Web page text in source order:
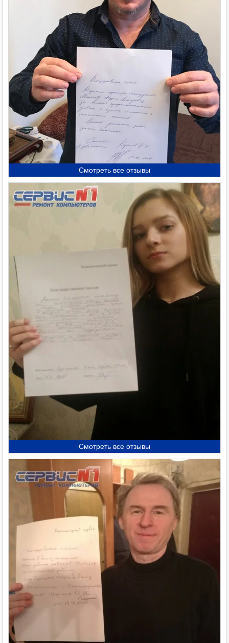
Смотреть все отзывы
Смотреть все отзывы